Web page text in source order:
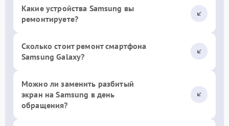
Какие устройства Samsung вы
ремонтируете?
Сколько стоит ремонт смартфона
Samsung Galaxy?
Можно ли заменить разбитый
экран на Samsung в день
обращения?